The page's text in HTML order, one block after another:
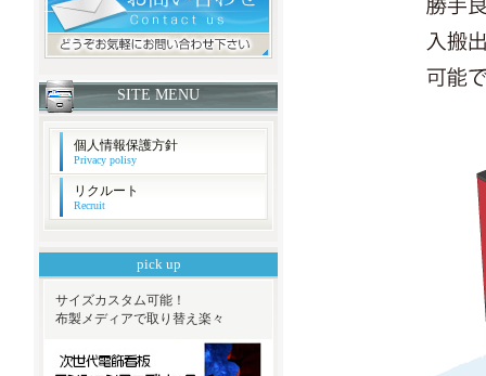
SITE MENU
個人情報保護方針
Privacy polisy
リクルート
Recruit
pick up
サイズカスタム可能！
布製メディアで取り替え楽々